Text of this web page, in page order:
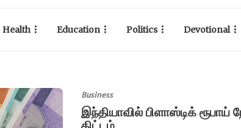
Health Education Politics Devotional
Business
இந்தியாவில் பிளாஸ்டிக்